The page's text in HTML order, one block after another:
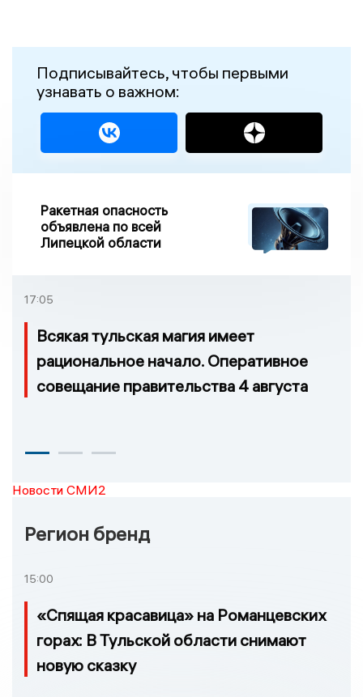
Подписывайтесь, чтобы первыми
узнавать о важном:
Ракетная опасность
объявлена по всей
Липецкой области
17:05
Всякая тульская магия имеет
рациональное начало. Оперативное
совещание правительства 4 августа
Новости СМИ2
Регион бренд
15:00
«Спящая красавица» на Романцевских
горах: В Тульской области снимают
новую сказку